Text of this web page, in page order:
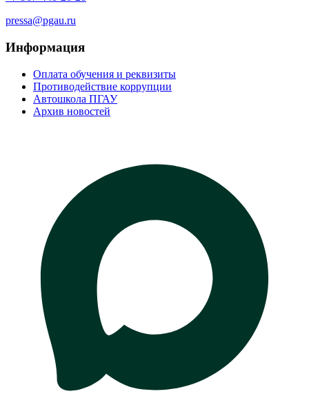
pressa@pgau.ru
Информация
Оплата обучения и реквизиты
Противодействие коррупции
Автошкола ПГАУ
Архив новостей